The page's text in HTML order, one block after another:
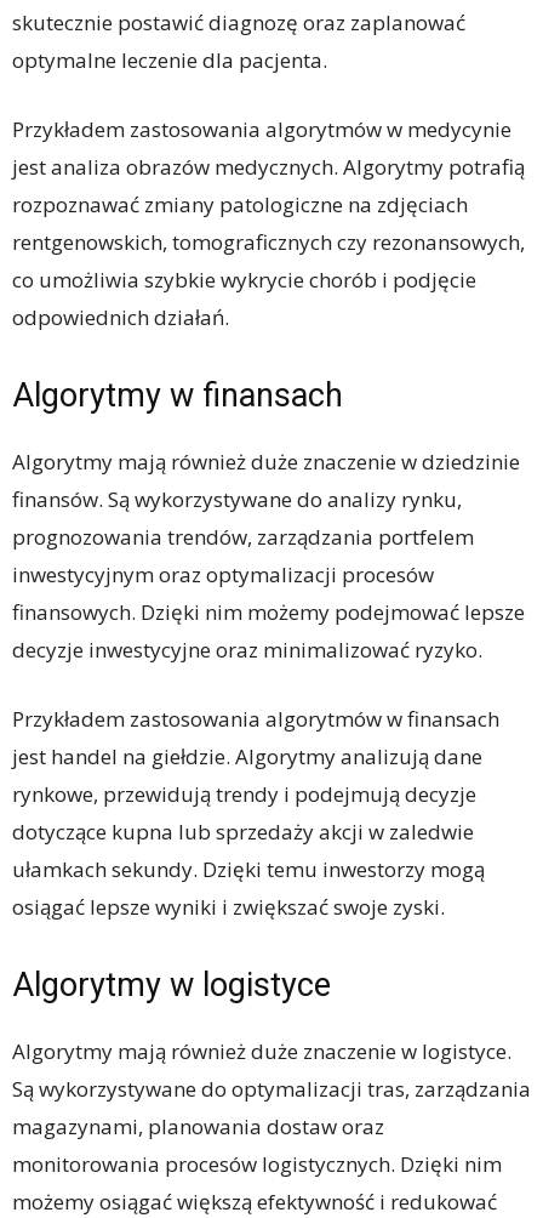
skutecznie postawić diagnozę oraz zaplanować
optymalne leczenie dla pacjenta.
Przykładem zastosowania algorytmów w medycynie
jest analiza obrazów medycznych. Algorytmy potrafią
rozpoznawać zmiany patologiczne na zdjęciach
rentgenowskich, tomograficznych czy rezonansowych,
co umożliwia szybkie wykrycie chorób i podjęcie
odpowiednich działań.
Algorytmy w finansach
Algorytmy mają również duże znaczenie w dziedzinie
finansów. Są wykorzystywane do analizy rynku,
prognozowania trendów, zarządzania portfelem
inwestycyjnym oraz optymalizacji procesów
finansowych. Dzięki nim możemy podejmować lepsze
decyzje inwestycyjne oraz minimalizować ryzyko.
Przykładem zastosowania algorytmów w finansach
jest handel na giełdzie. Algorytmy analizują dane
rynkowe, przewidują trendy i podejmują decyzje
dotyczące kupna lub sprzedaży akcji w zaledwie
ułamkach sekundy. Dzięki temu inwestorzy mogą
osiągać lepsze wyniki i zwiększać swoje zyski.
Algorytmy w logistyce
Algorytmy mają również duże znaczenie w logistyce.
Są wykorzystywane do optymalizacji tras, zarządzania
magazynami, planowania dostaw oraz
monitorowania procesów logistycznych. Dzięki nim
możemy osiągać większą efektywność i redukować